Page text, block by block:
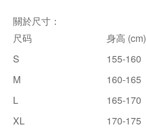
關於尺寸：
尺码
身高 (cm)
S
155-160
M
160-165
L
165-170
XL
170-175